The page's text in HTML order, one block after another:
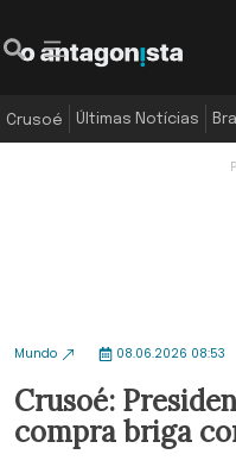
Crusoé Últimas Notícias
Mundo 08.06.2026 08:53
Crusoé:
compra briga